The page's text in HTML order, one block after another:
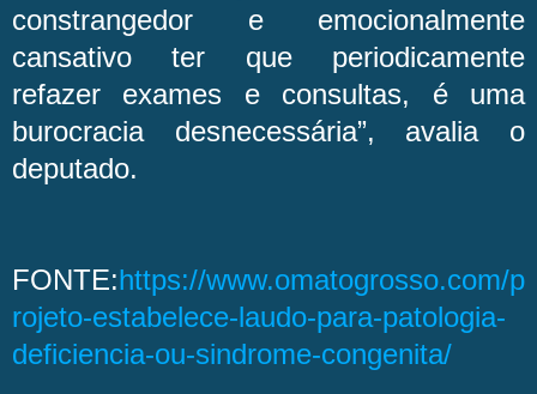
constrangedor e emocionalmente
cansativo ter que periodicamente
refazer exames e consultas, é uma
burocracia desnecessária”, avalia o
deputado.
FONTE:https://www.omatogrosso.com/p
rojeto-estabelece-laudo-para-patologia-
deficiencia-ou-sindrome-congenita/